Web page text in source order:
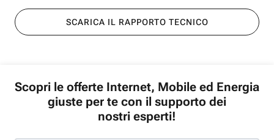
SCARICA IL RAPPORTO TECNICO
Scopri le offerte Internet, Mobile ed Energia
giuste per te con il supporto dei
nostri esperti!